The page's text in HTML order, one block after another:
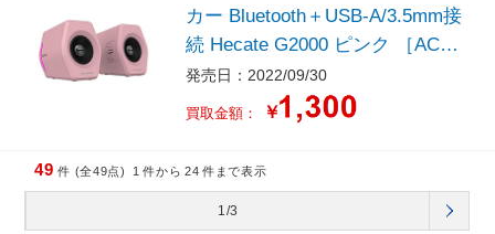
カー Bluetooth＋USB-A/3.5mm接
続 Hecate G2000 ピンク ［AC電
源］
発売日：2022/09/30
買取金額： ￥
49 件 (全49点) 1 件から 24 件まで表示
1/3